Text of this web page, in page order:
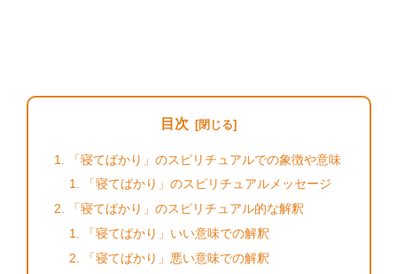
目次
「寝てばかり」のスピリチュアルでの象徴や意味
「寝てばかり」のスピリチュアルメッセージ
「寝てばかり」のスピリチュアル的な解釈
「寝てばかり」いい意味での解釈
「寝てばかり」悪い意味での解釈